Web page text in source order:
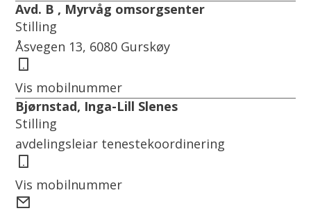
Avd. B , Myrvåg omsorgsenter
Stilling
Åsvegen 13, 6080 Gurskøy
Vis mobilnummer
Bjørnstad, Inga-Lill Slenes
Stilling
avdelingsleiar tenestekoordinering
Vis mobilnummer